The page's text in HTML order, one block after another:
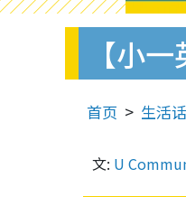
【小
首页 生活
文: U